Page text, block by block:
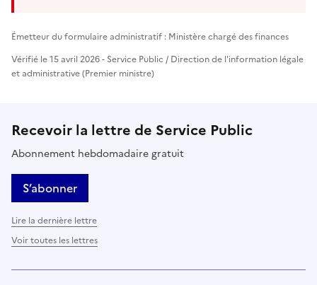
Émetteur du formulaire administratif : Ministère chargé des finances
Vérifié le 15 avril 2026 - Service Public / Direction de l'information légale
et administrative (Premier ministre)
Recevoir la lettre de Service Public
Abonnement hebdomadaire gratuit
S’abonner
Lire la dernière lettre
Voir toutes les lettres